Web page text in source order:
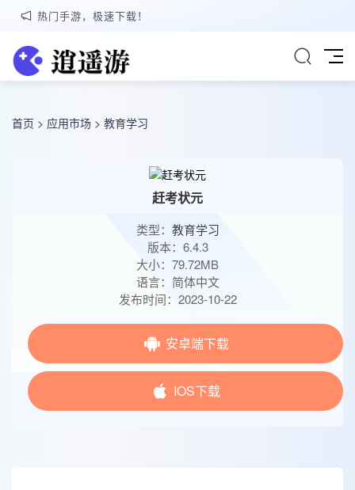
热门手游，极速下载！
首页 > 应用市场 > 教育学习
赶考状元
类型： 教育学习
版本：6.4.3
大小：79.72MB
语言：简体中文
发布时间：2023-10-22
安卓端下载
IOS下载